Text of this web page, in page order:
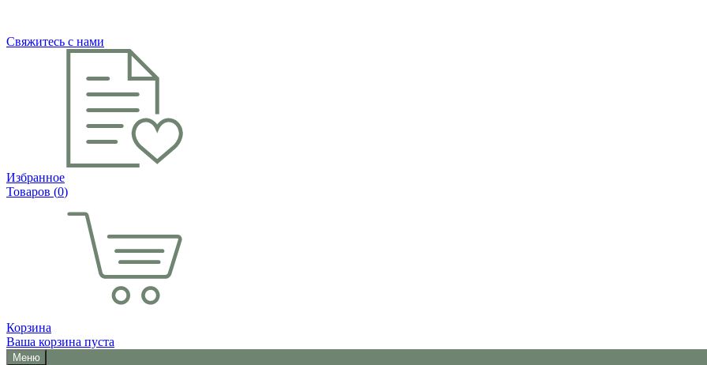
Свяжитесь с нами
Избранное
Товаров (0)
Корзина
Ваша корзина пуста
Меню